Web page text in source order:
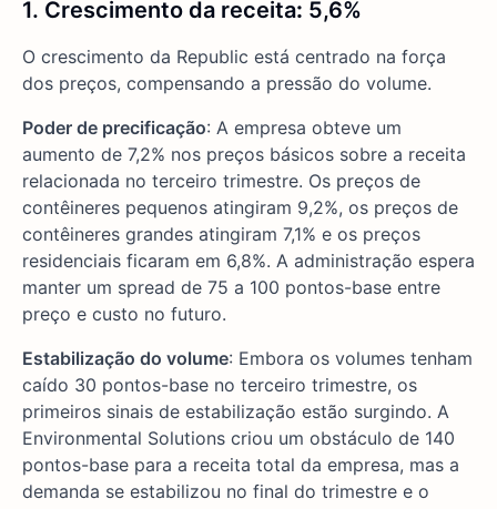
1. Crescimento da receita: 5,6%
O crescimento da Republic está centrado na força
dos preços, compensando a pressão do volume.
Poder de precificação: A empresa obteve um
aumento de 7,2% nos preços básicos sobre a receita
relacionada no terceiro trimestre. Os preços de
contêineres pequenos atingiram 9,2%, os preços de
contêineres grandes atingiram 7,1% e os preços
residenciais ficaram em 6,8%. A administração espera
manter um spread de 75 a 100 pontos-base entre
preço e custo no futuro.
Estabilização do volume: Embora os volumes tenham
caído 30 pontos-base no terceiro trimestre, os
primeiros sinais de estabilização estão surgindo. A
Environmental Solutions criou um obstáculo de 140
pontos-base para a receita total da empresa, mas a
demanda se estabilizou no final do trimestre e o